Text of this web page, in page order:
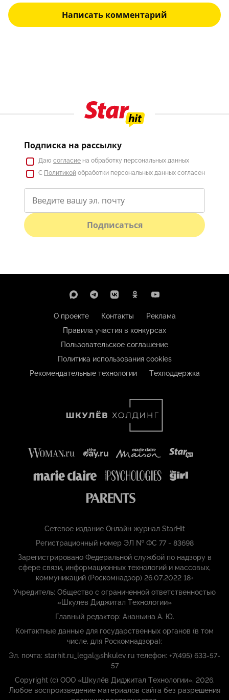
Написать комментарий
Подписка на рассылку
Даю согласие на обработку персональных данных
С Политикой обработки персональных данных согласен
Подписаться
О проекте Контакты
Реклама
Правила участия в конкурсах
Пользовательское соглашение
Политика использования cookies
Рекомендательные технологии
Техподдержка
Сетевое издание Онлайн журнал StarHit
Регистрационный номер ЭЛ № ФС 77 - 83698
Зарегистрировано Федеральной службой по надзору в
сфере связи, информационных технологий и массовых,
коммуникаций (Роскомнадзор) 26.07.2022 18+
Учредитель: Общество с ограниченной ответственностью
«Шкулёв Диджитал Технологии»
Главный редактор: Ананьина А. Ю.
Контактные данные для государственных органов (в том
числе, для Роскомнадзора):
Эл. почта: starhit.ru_legal@shkulev.ru телефон: +7(495) 633-57-
57
Copyright (с) ООО «Шкулёв Диджитал Технологии», 2026.
Любое воспроизведение материалов сайта без разрешения